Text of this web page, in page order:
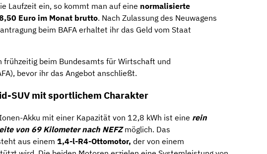
Laufzeit ein, so kommt man auf eine normalisierte
Euro im Monat brutto. Nach Zulassung des Neuwagens
beim BAFA erhaltet ihr das Geld vom Staat
beim Bundesamts für Wirtschaft und
bevor ihr das Angebot anschließt.
SUV mit sportlichem Charakter
Akku mit einer Kapazität von 12,8 kWh ist eine rein
von 69 Kilometer nach NEFZmöglich. Das
aus einem 1,4-l-R4-Ottomotor, der von einem